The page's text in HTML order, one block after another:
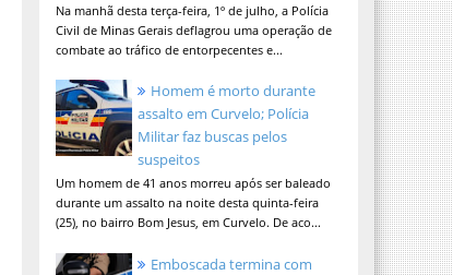
Na manhã desta terça-feira, 1º de julho, a Polícia
Civil de Minas Gerais deflagrou uma operação de
combate ao tráfico de entorpecentes e...
Homem é morto durante
assalto em Curvelo; Polícia
Militar faz buscas pelos
suspeitos
Um homem de 41 anos morreu após ser baleado
durante um assalto na noite desta quinta-feira
(25), no bairro Bom Jesus, em Curvelo. De aco...
Emboscada termina com